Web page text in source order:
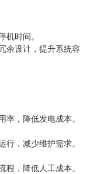
时间。
余设计，提升系统容
，降低发电成本。
，减少维护需求。
，降低人工成本。